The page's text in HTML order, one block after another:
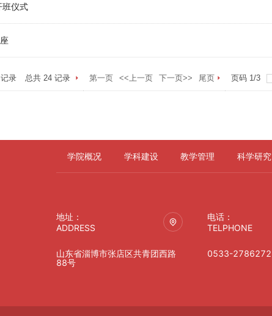
班仪式
录 总共 24记录 第一页 <<上一页 下一页>> 尾页 页码 1/3
学院概况 学科建设 教学管理 科学研究
地址：
ADDRESS
山东省淄博市张店区共青团西路
88号
电话：
TELPHONE
0533-2786272